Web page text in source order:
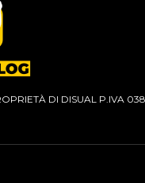
DI DISUAL P.IVA